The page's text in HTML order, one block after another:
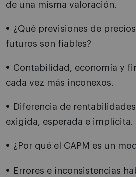
de una misma valoración.
¿Qué previsiones de
futuros son fiables?
Contabilidad, economía y
cada vez más inconexos.
Diferencia de
exigida, esperada e implícita.
¿Por qué el CAPM es un
Errores e inconsistencias